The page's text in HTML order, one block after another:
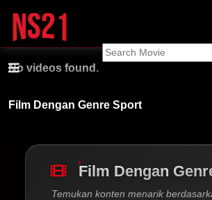
No videos found.
Film Dengan Genre Sport
Film Dengan
Temukan konten menarik